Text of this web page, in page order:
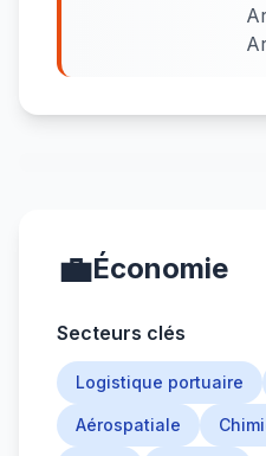
💼Économie
Secteurs clés
Logistique portuaire
Aérospatiale